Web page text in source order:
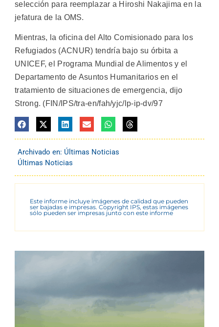
selección para reemplazar a Hiroshi Nakajima en la
jefatura de la OMS.
Mientras, la oficina del Alto Comisionado para los
Refugiados (ACNUR) tendría bajo su órbita a
UNICEF, el Programa Mundial de Alimentos y el
Departamento de Asuntos Humanitarios en el
tratamiento de situaciones de emergencia, dijo
Strong. (FIN/IPS/tra-en/fah/yjc/lp-ip-dv/97
Archivado en: Últimas Noticias
Últimas Noticias
Este informe incluye imágenes de calidad que pueden
ser bajadas e impresas. Copyright IPS, estas imágenes
sólo pueden ser impresas junto con este informe